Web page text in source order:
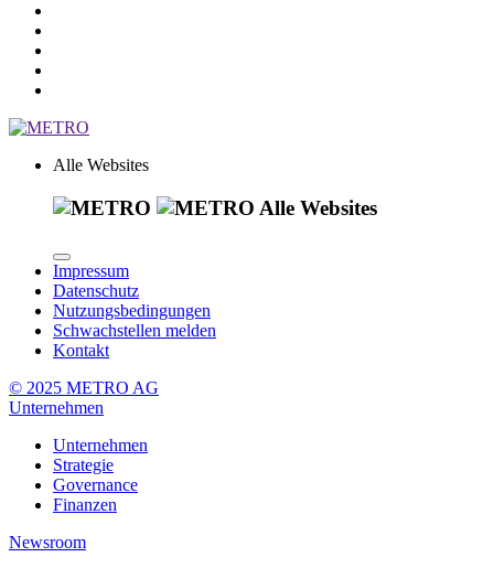
Alle Websites
Alle Websites
Impressum
Datenschutz
Nutzungsbedingungen
Schwachstellen melden
Kontakt
© 2025 METRO AG
Unternehmen
Unternehmen
Strategie
Governance
Finanzen
Newsroom